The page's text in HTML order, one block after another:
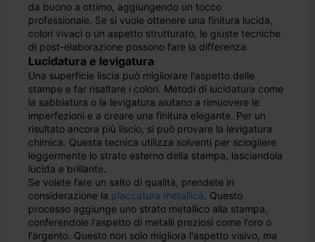
da buono a ottimo, aggiungendo un tocco
professionale. Se si vuole ottenere una finitura lucida,
colori vivaci o un aspetto strutturato, le giuste tecniche
di post-elaborazione possono fare la differenza.
Lucidatura e levigatura
Una superficie liscia può migliorare l'aspetto delle
stampe e far risaltare i colori. Metodi di lucidatura come
la sabbiatura o la levigatura aiutano a rimuovere le
imperfezioni e a creare una finitura elegante. Per un
risultato ancora più liscio, si può provare la levigatura
chimica. Questa tecnica utilizza solventi per sciogliere
leggermente lo strato esterno della stampa, lasciandola
lucida e brillante.
Se volete fare un salto di qualità, prendete in
considerazione la placcatura metallica. Questo
processo aggiunge uno strato metallico alla stampa,
conferendole l'aspetto di metalli preziosi come l'oro o
l'argento. Questo non solo migliora l'aspetto visivo, ma